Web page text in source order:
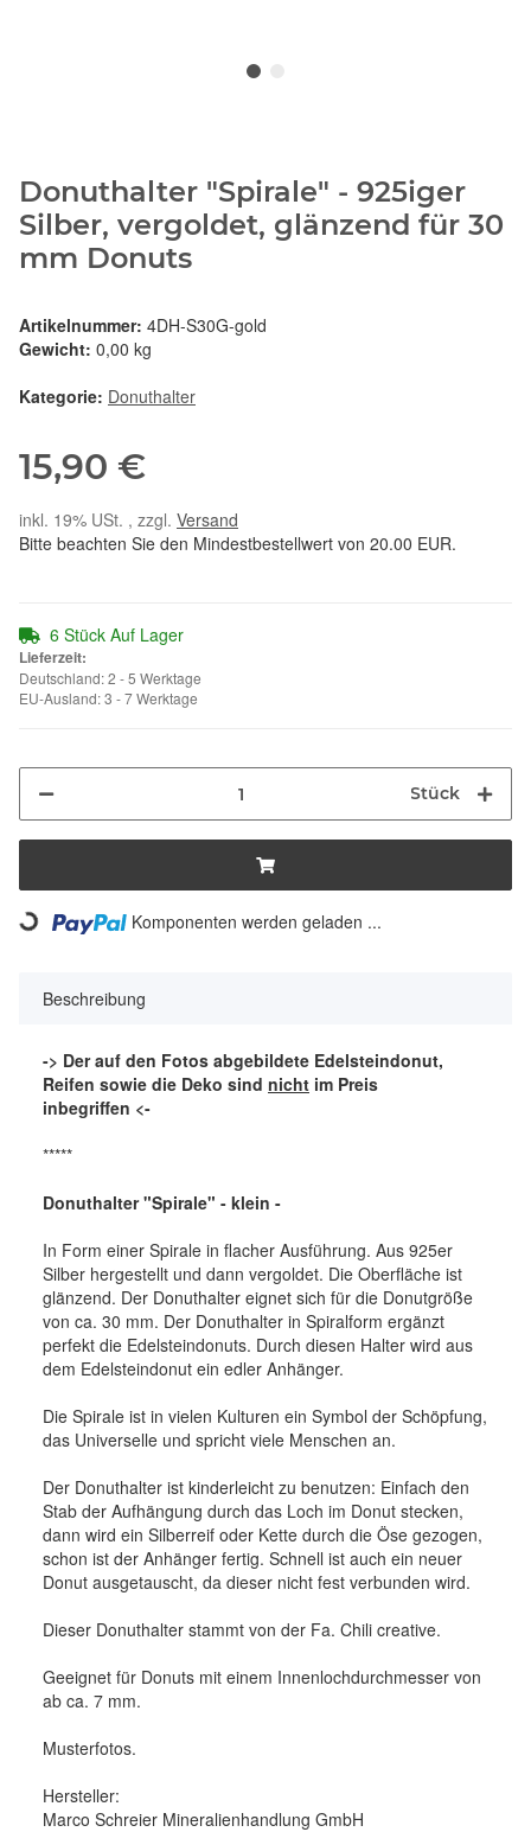
Donuthalter "Spirale" - 925iger
Silber, vergoldet, glänzend für 30
mm Donuts
Artikelnummer: 4DH-S30G-gold
Gewicht: 0,00 kg
Kategorie: Donuthalter
15,90 €
inkl. 19% USt. , zzgl. Versand
Bitte beachten Sie den Mindestbestellwert von 20.00 EUR.
6 Stück Auf Lager
Lieferzeit:
Deutschland: 2 - 5 Werktage
EU-Ausland: 3 - 7 Werktage
Stück
Loading... Komponenten werden geladen ...
Beschreibung
-> Der auf den Fotos abgebildete Edelsteindonut,
Reifen sowie die Deko sind nicht im Preis
inbegriffen <-
*****
Donuthalter "Spirale" - klein -
In Form einer Spirale in flacher Ausführung. Aus 925er
Silber hergestellt und dann vergoldet. Die Oberfläche ist
glänzend. Der Donuthalter eignet sich für die Donutgröße
von ca. 30 mm. Der Donuthalter in Spiralform ergänzt
perfekt die Edelsteindonuts. Durch diesen Halter wird aus
dem Edelsteindonut ein edler Anhänger.
Die Spirale ist in vielen Kulturen ein Symbol der Schöpfung,
das Universelle und spricht viele Menschen an.
Der Donuthalter ist kinderleicht zu benutzen: Einfach den
Stab der Aufhängung durch das Loch im Donut stecken,
dann wird ein Silberreif oder Kette durch die Öse gezogen,
schon ist der Anhänger fertig. Schnell ist auch ein neuer
Donut ausgetauscht, da dieser nicht fest verbunden wird.
Dieser Donuthalter stammt von der Fa. Chili creative.
Geeignet für Donuts mit einem Innenlochdurchmesser von
ab ca. 7 mm.
Musterfotos.
Hersteller:
Marco Schreier Mineralienhandlung GmbH